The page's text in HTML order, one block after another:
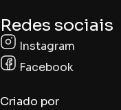
Redes sociais
Instagram
Facebook
Criado por